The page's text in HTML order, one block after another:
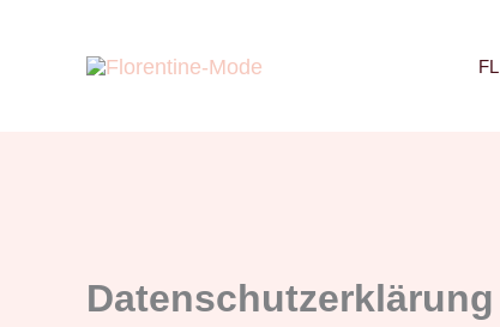
FL
Datenschutzerklärung